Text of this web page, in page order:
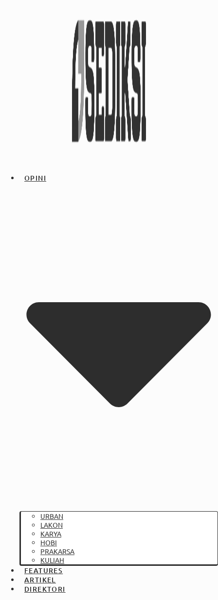
OPINI
URBAN
LAKON
KARYA
HOBI
PRAKARSA
KULIAH
FEATURES
ARTIKEL
DIREKTORI